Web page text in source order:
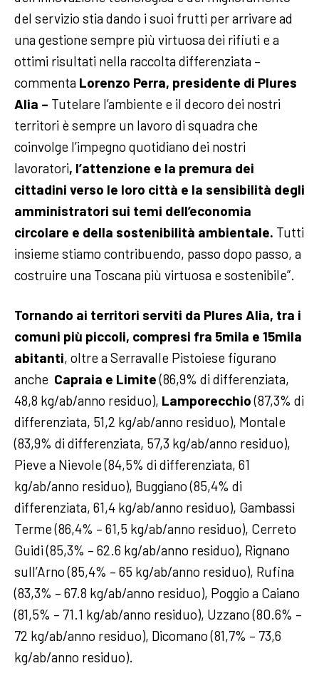
del servizio stia dando i suoi frutti per arrivare ad
una gestione sempre più virtuosa dei rifiuti e a
ottimi risultati nella raccolta differenziata –
commenta Lorenzo Perra, presidente di Plures
Alia – Tutelare l’ambiente e il decoro dei nostri
territori è sempre un lavoro di squadra che
coinvolge l’impegno quotidiano dei nostri
lavoratori, l’attenzione e la premura dei
cittadini verso le loro città e la sensibilità degli
amministratori sui temi dell’economia
circolare e della sostenibilità ambientale. Tutti
insieme stiamo contribuendo, passo dopo passo, a
costruire una Toscana più virtuosa e sostenibile”.
Tornando ai territori serviti da Plures Alia, tra i
comuni più piccoli, compresi fra 5mila e 15mila
abitanti, oltre a Serravalle Pistoiese figurano
anche Capraia e Limite(86,9% di differenziata,
48,8 kg/ab/anno residuo), Lamporecchio(87,3% di
differenziata, 51,2 kg/ab/anno residuo), Montale
(83,9% di differenziata, 57,3 kg/ab/anno residuo),
Pieve a Nievole (84,5% di differenziata, 61
kg/ab/anno residuo), Buggiano (85,4% di
differenziata, 61,4 kg/ab/anno residuo), Gambassi
Terme (86,4% – 61,5 kg/ab/anno residuo), Cerreto
Guidi (85,3% – 62.6 kg/ab/anno residuo), Rignano
sull’Arno (85,4% – 65 kg/ab/anno residuo), Rufina
(83,3% – 67.8 kg/ab/anno residuo), Poggio a Caiano
(81,5% – 71.1 kg/ab/anno residuo), Uzzano (80.6% –
72 kg/ab/anno residuo), Dicomano (81,7% – 73,6
kg/ab/anno residuo).